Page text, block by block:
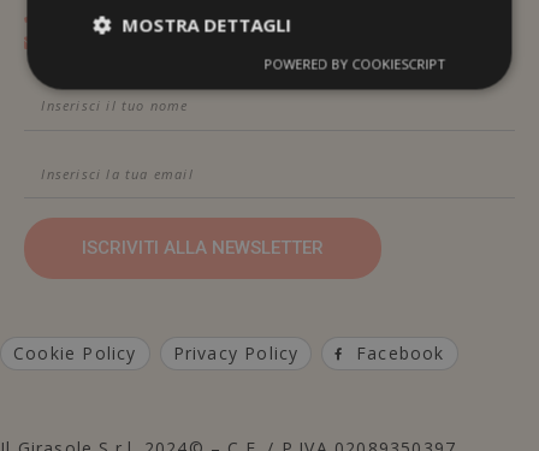
Contattami Telefonicamente
Contattami Via Email
ISCRIVITI ALLA NEWSLETTER
Cookie Policy Privacy Policy Facebook
MOSTRA DETTAGLI
POWERED BY COOKIESCRIPT